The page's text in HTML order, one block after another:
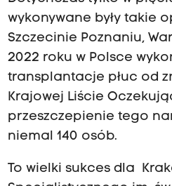
wykonywane były takie
Szczecinie Poznaniu,
2022 roku w Polsce
transplantacje płuc od
Krajowej Liście
przeszczepienie tego
niemal 140 osób.
To wielki sukces dla